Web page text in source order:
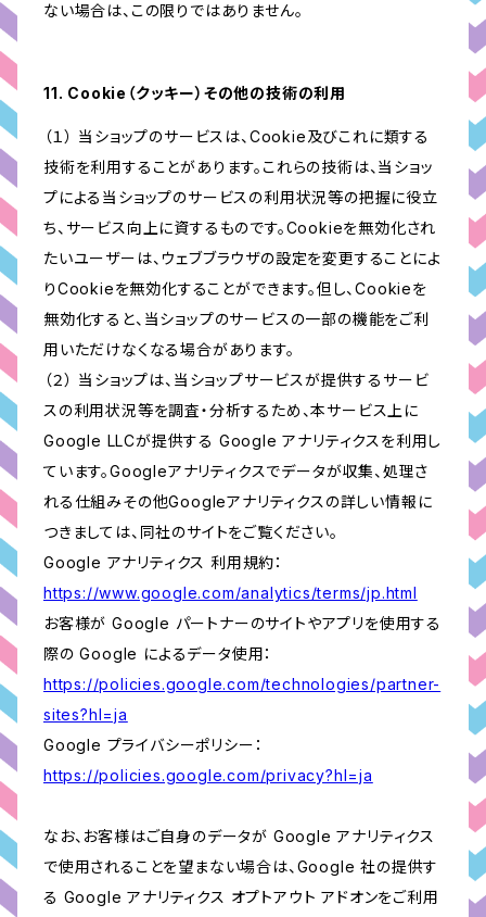
ない場合は、この限りではありません。
11. Cookie（クッキー）その他の技術の利用
（１） 当ショップのサービスは、Cookie及びこれに類する
技術を利用することがあります。これらの技術は、当ショッ
プによる当ショップのサービスの利用状況等の把握に役立
ち、サービス向上に資するものです。Cookieを無効化され
たいユーザーは、ウェブブラウザの設定を変更することによ
りCookieを無効化することができます。但し、Cookieを
無効化すると、当ショップのサービスの一部の機能をご利
用いただけなくなる場合があります。
（２） 当ショップは、当ショップサービスが提供するサービ
スの利用状況等を調査・分析するため、本サービス上に
Google LLCが提供する Google アナリティクスを利用し
ています。Googleアナリティクスでデータが収集、処理さ
れる仕組みその他Googleアナリティクスの詳しい情報に
つきましては、同社のサイトをご覧ください。
Google アナリティクス 利用規約：
https://www.google.com/analytics/terms/jp.html
お客様が Google パートナーのサイトやアプリを使用する
際の Google によるデータ使用：
https://policies.google.com/technologies/partner-
sites?hl=ja
Google プライバシーポリシー：
https://policies.google.com/privacy?hl=ja
なお、お客様はご自身のデータが Google アナリティクス
で使用されることを望まない場合は、Google 社の提供す
る Google アナリティクス オプトアウト アドオンをご利用